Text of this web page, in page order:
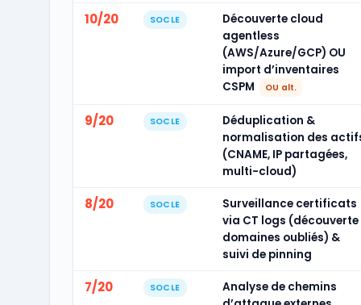
10/20 SOCLE
Découverte cloud
agentless
(AWS/Azure/GCP) OU
import d’inventaires
CSPM
OU alt.
9/20 SOCLE
Déduplication &
normalisation des
(CNAME, IP partagées,
multi-cloud)
8/20 SOCLE
Surveillance certificats
via CT logs (découverte
domaines oubliés) &
suivi de pinning
7/20 SOCLE
Analyse de chemins